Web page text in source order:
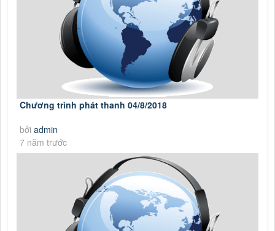
Chương trình phát thanh 04/8/2018
bởi admin
7 năm trước